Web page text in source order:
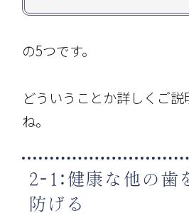
の5つです。
どういうことか詳しくご
ね。
2-1:健康な他の歯
防げる